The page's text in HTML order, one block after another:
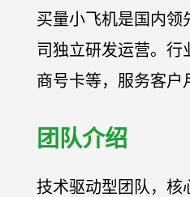
买量小飞机是国内领
司独立研发运营。行
商号卡等，服务客户
团队介绍
技术驱动型团队，核